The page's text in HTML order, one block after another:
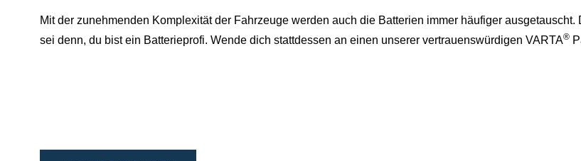
Mit der zunehmenden Komplexität der Fahrzeuge werden auch die Batterien immer häufiger
sei denn, du bist ein Batterieprofi. Wende dich stattdessen an einen unserer vertrauenswürdigen VARTA®